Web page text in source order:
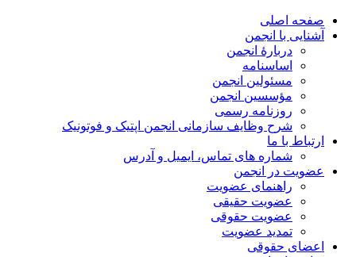
صفحه اصلی
آشنایی با انجمن
دربارۀ انجمن
اساسنامه
مسئولین انجمن
مؤسسین انجمن
روزنامه رسمی
شرح وظایف سازمانی انجمن اپتیک و فوتونیک
ارتباط با ما
شماره های تماس، ایمیل و آدرس
عضویت در انجمن
راهنمای عضویت
عضویت حقیقی
عضویت حقوقی
تمدید عضویت
اعضای حقوقی